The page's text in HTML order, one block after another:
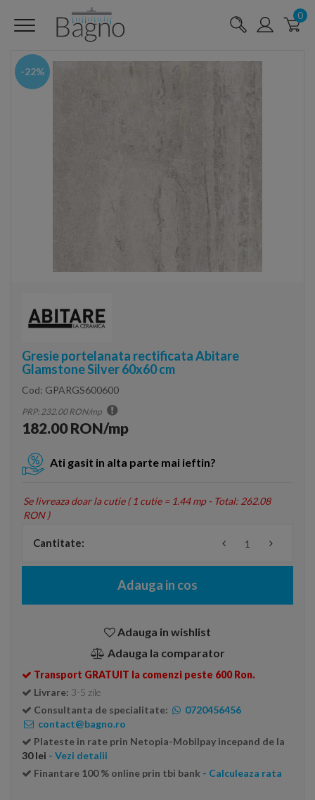
0
-22%
Gresie portelanata rectificata Abitare
Glamstone Silver 60x60 cm
Cod: GPARGS600600
PRP: 232.00 RON/mp
182.00 RON/mp
Ati gasit in alta parte mai ieftin?
Se livreaza doar la cutie (1 cutie = 1.44 mp - Total: 262.08
RON )
Cantitate:
Adauga in cos
Adauga in wishlist
Adauga la comparator
Transport GRATUIT la comenzi peste 600 Ron.
Livrare: 3-5 zile
Consultanta de specialitate:
0720456456
contact@bagno.ro
Plateste in rate prin Netopia-Mobilpay incepand de la
30 lei - Vezi detalii
Finantare 100 % online prin tbi bank - Calculeaza rata